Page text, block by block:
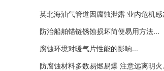
英北海油气管道因腐蚀泄露 业内危机
防治船舶锚链锈蚀损坏简便易用方法...
腐蚀环境对暖气片性能的影响...
防腐蚀材料多数易燃易爆 注意远离明火